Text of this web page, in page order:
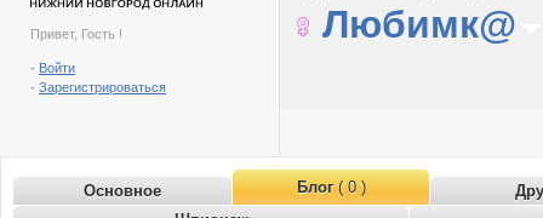
Привет, Гость !
- Войти
- Зарегистрироваться
Любимк@
Основное Блог( 0 )